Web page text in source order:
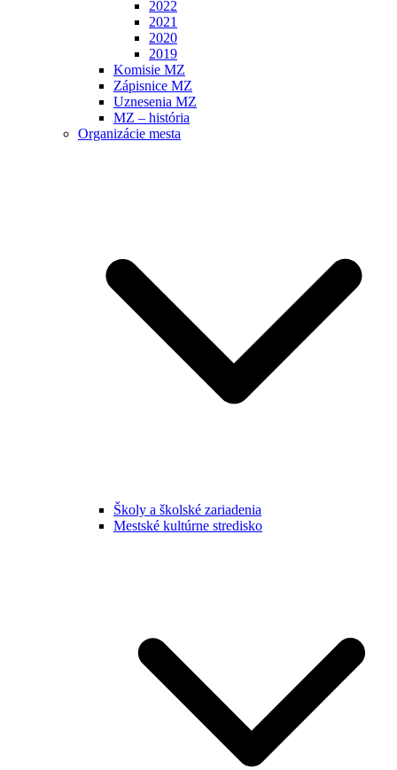
2022
2021
2020
2019
Komisie MZ
Zápisnice MZ
Uznesenia MZ
MZ – história
Organizácie mesta
Školy a školské zariadenia
Mestské kultúrne stredisko